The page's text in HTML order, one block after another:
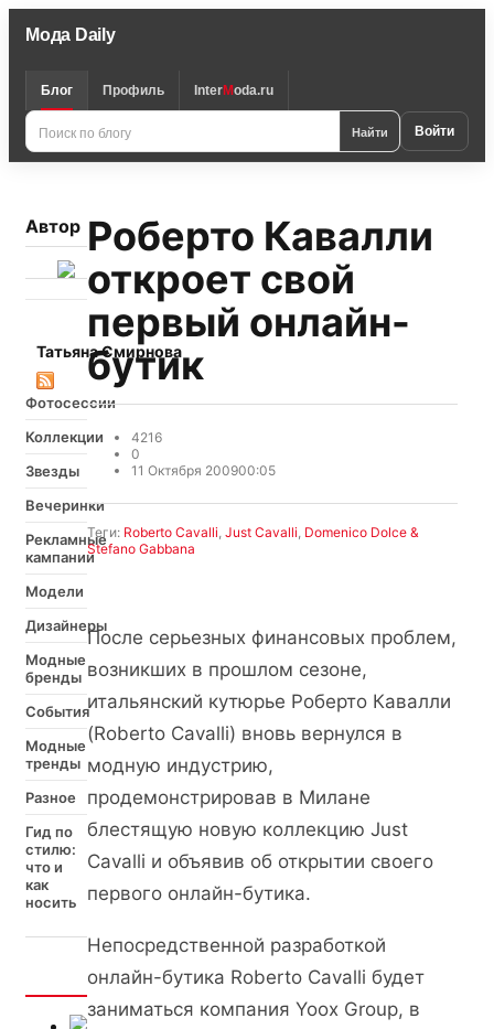
Мода Daily
Блог Профиль InterModa.ru
Поиск
по
блогу
Найти Войти
Автор
Татьяна Смирнова
Фотосессии
Коллекции
Звезды
Вечеринки
Рекламные
кампании
Модели
Дизайнеры
Модные
бренды
События
Модные
тренды
Разное
Гид по
стилю:
что и
как
носить
Интересно
Роберто Кавалли
откроет свой
первый онлайн-
бутик
4216
0
11 Октября 200900:05
Теги: Roberto Cavalli,Just Cavalli, Domenico Dolce &
Stefano Gabbana
После серьезных финансовых проблем,
возникших в прошлом сезоне,
итальянский кутюрье Роберто Кавалли
(Roberto Cavalli) вновь вернулся в
модную индустрию,
продемонстрировав в Милане
блестящую новую коллекцию Just
Cavalli и объявив об открытии своего
первого онлайн-бутика.
Непосредственной разработкой
онлайн-бутика Roberto Cavalli будет
заниматься компания Yoox Group, в